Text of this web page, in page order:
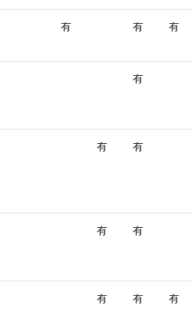
有 有 有
有
有 有
有 有
有 有 有